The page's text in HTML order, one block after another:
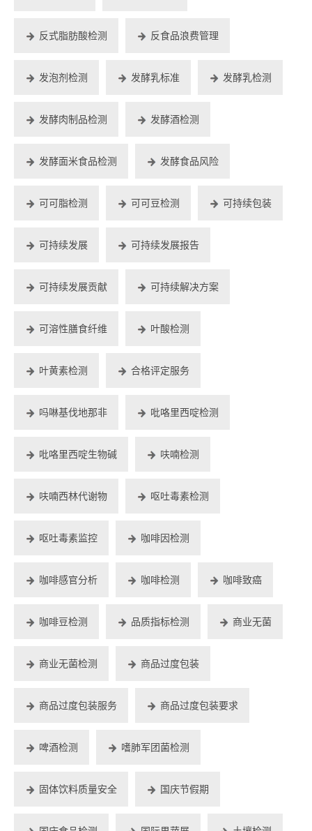
反式脂肪酸检测 反食品浪费管理
发泡剂检测 发酵乳标准 发酵乳检测
发酵肉制品检测 发酵酒检测
发酵面米食品检测 发酵食品风险
可可脂检测 可可豆检测 可持续包装
可持续发展 可持续发展报告
可持续发展贡献 可持续解决方案
可溶性膳食纤维 叶酸检测
叶黄素检测 合格评定服务
吗啉基伐地那非 吡咯里西啶检测
吡咯里西啶生物碱 呋喃检测
呋喃西林代谢物 呕吐毒素检测
呕吐毒素监控 咖啡因检测
咖啡感官分析 咖啡检测 咖啡致癌
咖啡豆检测 品质指标检测 商业无菌
商业无菌检测 商品过度包装
商品过度包装服务 商品过度包装要求
啤酒检测 嗜肺军团菌检测
固体饮料质量安全 国庆节假期